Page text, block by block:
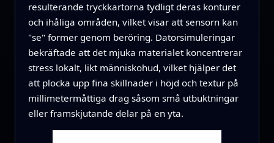
resulterande tryckkartorna tydligt deras konturer
och ihåliga områden, vilket visar att sensorn kan
"se" former genom beröring. Datorsimuleringar
bekräftade att det mjuka materialet koncentrerar
stress lokalt, likt människohud, vilket hjälper det
att plocka upp fina skillnader i höjd och textur på
millimetermåttiga drag såsom små utbuktningar
eller framskjutande delar på en yta.